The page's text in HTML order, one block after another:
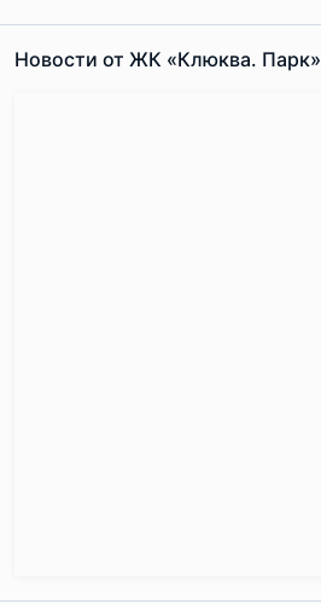
Новости от ЖК «Клюква. Парк»